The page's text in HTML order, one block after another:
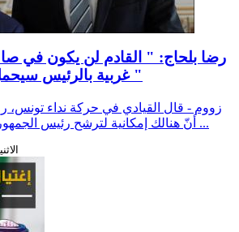
رضا بلحاج: " القادم لن يكون في
غربية بالرئيس سيحمل تطورات سياسية "
زووم - قال القيادي في حركة نداء تونس،
أنّ هنالك إمكانية لترشح رئيس الجمهورية الباجي قائد السبس ...
الاثنين، 3